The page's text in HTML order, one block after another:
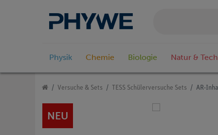
Physik Chemie Biologie Natur &
Versuche & Sets TESS Schülerversuche Sets AR-
NEU